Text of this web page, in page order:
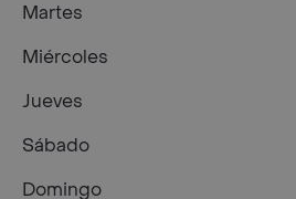
Martes
Miércoles
Jueves
Sábado
Domingo